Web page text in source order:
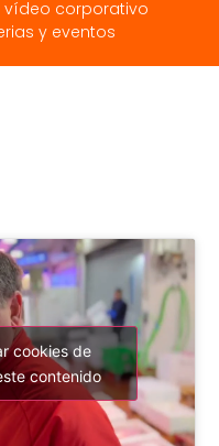
vídeo corporativo
y eventos
cookies de
contenido